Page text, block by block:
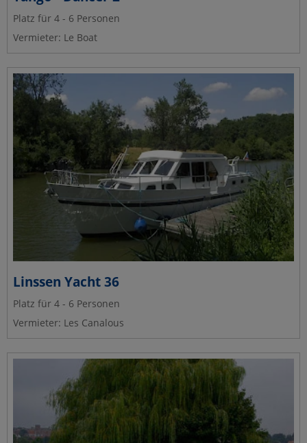
Platz für 4 - 6 Personen
Vermieter: Le Boat
Linssen Yacht 36
Platz für 4 - 6 Personen
Vermieter: Les Canalous